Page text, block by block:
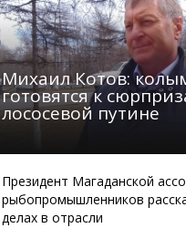
Михаил Котов:
готовятся к
лососевой путине
Президент Магаданской
рыбопромышленников
делах в отрасли